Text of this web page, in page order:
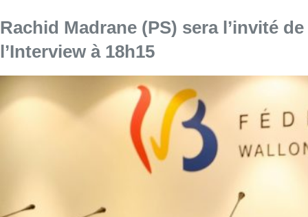
Rachid Madrane (PS) sera l’invité de
l’Interview à 18h15